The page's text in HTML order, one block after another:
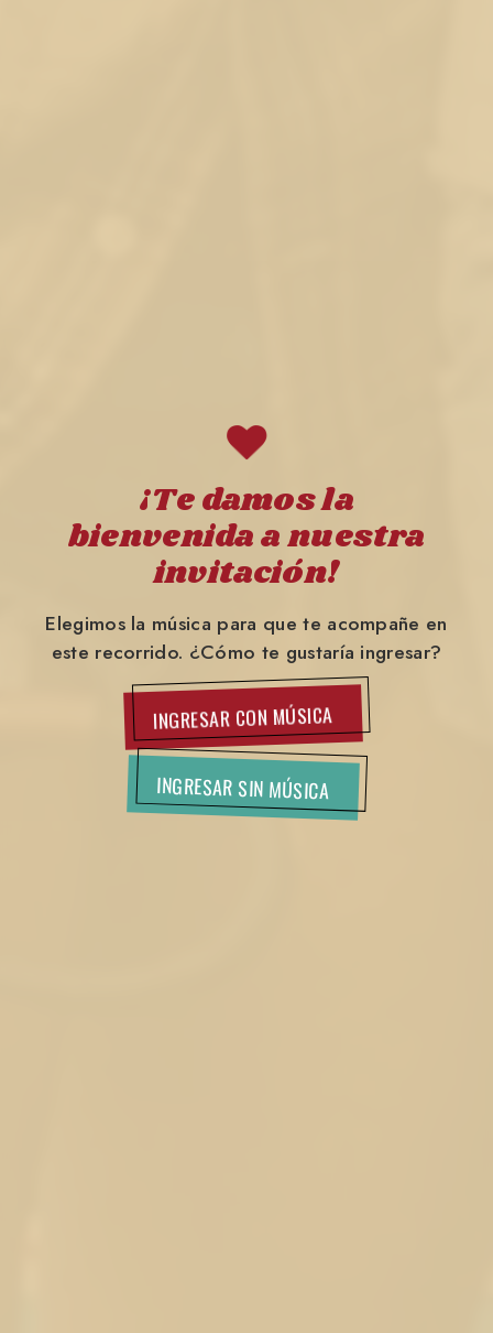
¡Te damos la
bienvenida a nuestra
invitación!
Elegimos la música para que te acompañe en
este recorrido. ¿Cómo te gustaría ingresar?
INGRESAR CON MÚSICA
INGRESAR SIN MÚSICA